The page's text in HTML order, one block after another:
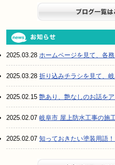
2025.03.28ホームページを見て、各
2025.03.28折り込みチラシを見て、
2025.02.15艶あり、艶なしのお話を
2025.02.07岐阜市 屋上防水工事の施
2025.02.07知っておきたい塗装用語